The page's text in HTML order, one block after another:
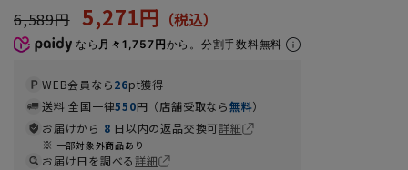
6,589円 5,271円
なら 月々1,757円から。分割手数料無料
WEB会員なら26pt獲得
送料 全国一律550円（店舗受取なら無料）
お届けから 8 日以内の返品交換可詳細
一部対象外商品あり
お届け日を調べる詳細